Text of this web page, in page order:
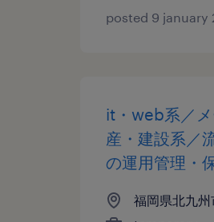
posted 9 january
it・web系／
産・建設系／
の運用管理・
福岡県北九